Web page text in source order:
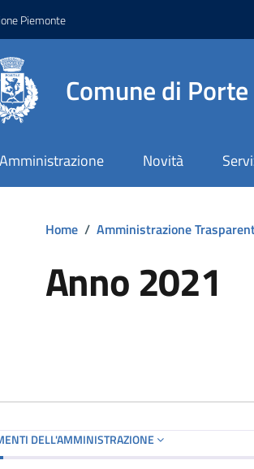
Piemonte
Comune di Porte
Amministrazione Novità
Home / Amministrazione
Anno 2021
DELL'AMMINISTRAZIONE